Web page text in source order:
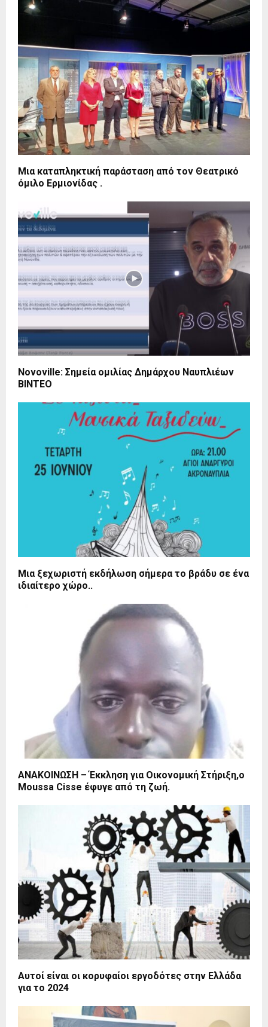
Μια καταπληκτική παράσταση από τον Θεατρικό
όμιλο Ερμιονίδας .
Novoville: Σημεία ομιλίας Δημάρχου Ναυπλιέων
ΒΙΝΤΕΟ
Μια ξεχωριστή εκδήλωση σήμερα το βράδυ σε ένα
ιδιαίτερο χώρο..
ΑΝΑΚΟΙΝΩΣΗ – Έκκληση για Οικονομική Στήριξη,ο
Moussa Cisse έφυγε από τη ζωή.
Αυτοί είναι οι κορυφαίοι εργοδότες στην Ελλάδα
για το 2024